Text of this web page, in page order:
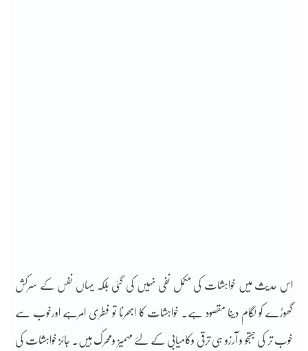
اس حدیث میں خواہشات کی مکمل نفی نہیں کی گئی بلکہ یہاں نفس کے سرکش
گھوڑے کو لگام دینا مقصود ہے۔ خواہشات کا ابھرنا تو فطری امرہے اورخوب سے
خوب تر کی جستجو و آرزو ہی ترقی وکامیابی کے لئے مہمیز ومحرک ہیں۔ جائز خواہشات کی